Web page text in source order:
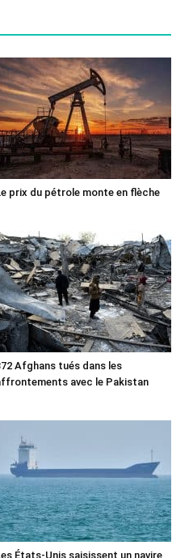
prix du pétrole monte en flèche
Afghans tués dans les
avec le Pakistan
États-Unis saisissent un navire